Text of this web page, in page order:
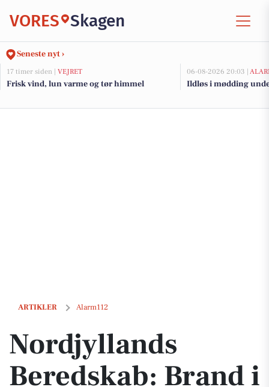
VORES Skagen
Seneste nyt ›
17 timer siden | VEJRET
Frisk vind, lun varme og tør himmel
06-08-2026 20:03 |
Ildløs i mødding
ARTIKLER Alarm112
Nordjyllands Beredskab: Brand i bygning
Nordjyllands
Beredskab: Brand i